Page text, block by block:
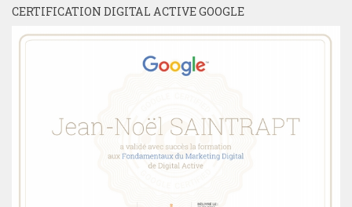
CERTIFICATION DIGITAL ACTIVE GOOGLE